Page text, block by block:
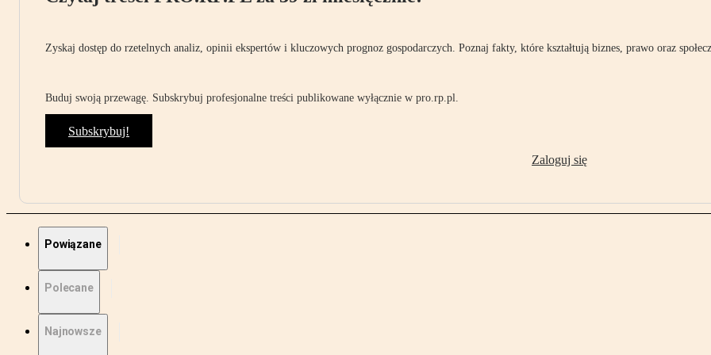
Zyskaj dostęp do rzetelnych analiz, opinii ekspertów i kluczowych prognoz gospodarczych. Poznaj fakty, które kształtują biznes, prawo oraz
Buduj swoją przewagę. Subskrybuj profesjonalne treści publikowane wyłącznie w pro.rp.pl.
Subskrybuj!
Zaloguj się
Powiązane
Polecane
Najnowsze